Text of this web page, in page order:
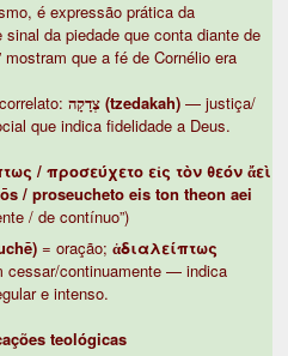
é expressão prática da
da piedade que conta diante de
mostram que a fé de Cornélio era
צְדָקָה (tzedakah) — justiça/
que indica fidelidade a Deus.
/ προσεύχετο εἰς τὸν θεόν ἄεὶ
/ proseucheto eis ton theon aei
/ de contínuo”)
= oração;ἀδιαλείπτως
cessar/continuamente — indica
e intenso.
teológicas